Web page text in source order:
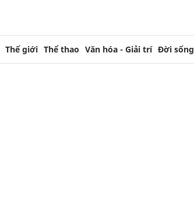
Thế giới Thể thao Văn hóa - Giải trí Đời sống